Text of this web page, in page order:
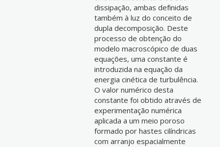
dissipação, ambas definidas
também à luz do conceito de
dupla decomposição. Deste
processo de obtenção do
modelo macroscópico de duas
equações, uma constante é
introduzida na equação da
energia cinética de turbulência.
O valor numérico desta
constante foi obtido através de
experimentação numérica
aplicada a um meio poroso
formado por hastes cilíndricas
com arranjo espacialmente